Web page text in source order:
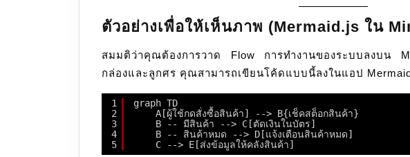
ตัวอย่างเพื่อให้เห็นภาพ (Mermaid.js ใน
สมมติว่าคุณต้องการวาด Flow การทำงานของระบบลงบน
กล่องและลูกศร คุณสามารถเขียนโค้ดแบบนี้ลงในแอป
1
2
3
4
5
graph TD
A[ผู้ใช้กดสั่งซื้อสินค้า] --> B{เช็คสต็อกสินค้า}
B -- มีสินค้า --> C[ตัดเงินในบัตร]
B -- สินค้าหมด --> D[แจ้งเตือนสินค้าหมด]
C --> E[ส่งข้อมูลให้คลังสินค้า]